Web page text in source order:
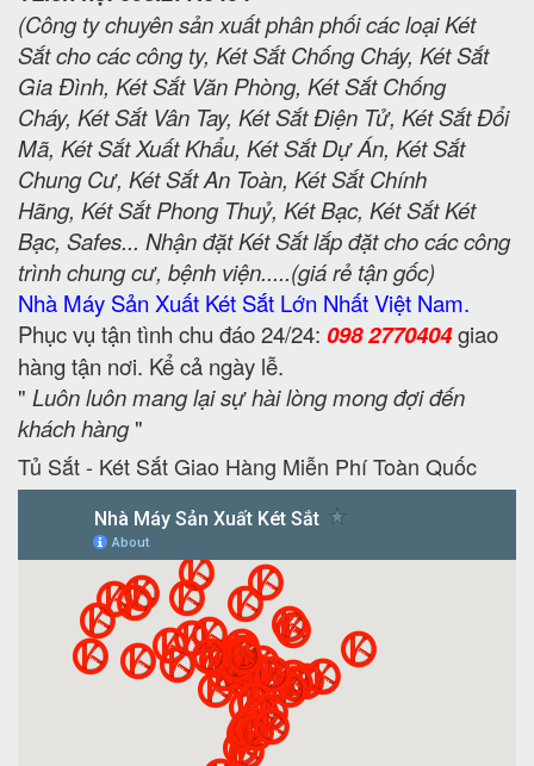
(Công ty chuyên sản xuất phân phối các loại Két
Sắt cho các công ty, Két Sắt Chống Cháy, Két Sắt
Gia Đình, Két Sắt Văn Phòng, Két Sắt Chống
Cháy, Két Sắt Vân Tay, Két Sắt Điện Tử, Két Sắt Đổi
Mã, Két Sắt Xuất Khẩu, Két Sắt Dự Án, Két Sắt
Chung Cư, Két Sắt An Toàn, Két Sắt Chính
Hãng, Két Sắt Phong Thuỷ, Két Bạc, Két Sắt Két
Bạc, Safes... Nhận đặt Két Sắt lắp đặt cho các công
trình chung cư, bệnh viện.....(giá rẻ tận gốc)
Nhà Máy Sản Xuất Két Sắt Lớn Nhất Việt Nam.
Phục vụ tận tình chu đáo 24/24: 098 2770404giao
hàng tận nơi. Kể cả ngày lễ.
" Luôn luôn mang lại sự hài lòng mong đợi đến
khách hàng"
Tủ Sắt - Két Sắt Giao Hàng Miễn Phí Toàn Quốc